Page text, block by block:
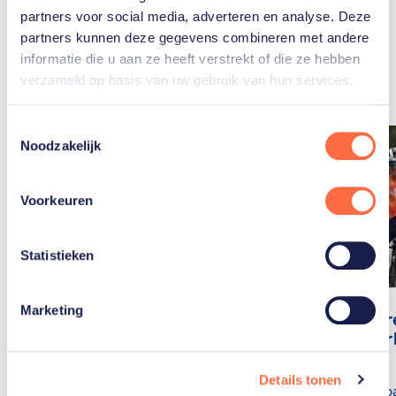
partners voor social media, adverteren en analyse. Deze
partners kunnen deze gegevens combineren met andere
informatie die u aan ze heeft verstrekt of die ze hebben
verzameld op basis van uw gebruik van hun services.
Noodzakelijk
Voorkeuren
Statistieken
Marketing
Details tonen
Gerelateerde
artikelen
Toon alle
volle
Parijs
De